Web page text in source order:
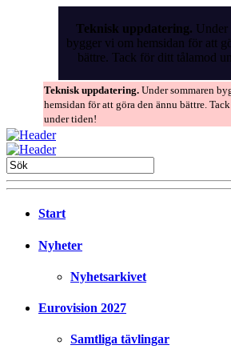
Teknisk uppdatering. Under
bygger vi om hemsidan för att
bättre. Tack för ditt tålamod
Teknisk uppdatering. Under sommaren
hemsidan för att göra den ännu bättre.
under tiden!
Start
Nyheter
Nyhetsarkivet
Eurovision 2027
Samtliga tävlingar